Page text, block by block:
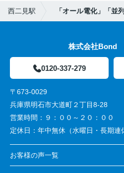
西二見駅 「オール電化」「
株式会社Bond
0120-337-279
〒673-0029
兵庫県明石市大道町２丁目8-28
営業時間： ９：００～２０：００
定休日： 年中無休（水曜日・長期連
お客様の声一覧